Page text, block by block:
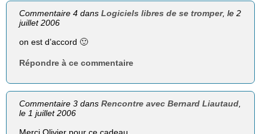
Commentaire 4 dansLogiciels libres de se tromper, le 2
juillet 2006
on est d’accord 🙂
Répondre à ce commentaire
Commentaire 3 dansRencontre avec Bernard Liautaud
le 1 juillet 2006
Merci Olivier pour ce cadeau.